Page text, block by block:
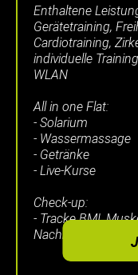
Enthaltene
Gerätetraining,
Cardiotraining,
individuelle
WLAN
All in one Flat:
- Solarium
- Wassermassage
- Getränke
- Live-Kurse
Check-up:
- Tracke BMI,
Nachher-Vergleich